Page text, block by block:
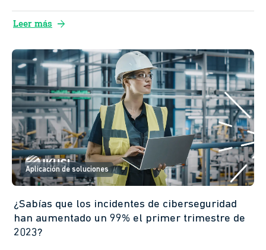
Leer más arrow_forward
Aplicación de soluciones
¿Sabías que los incidentes de ciberseguridad
han aumentado un 99% el primer trimestre de
2023?